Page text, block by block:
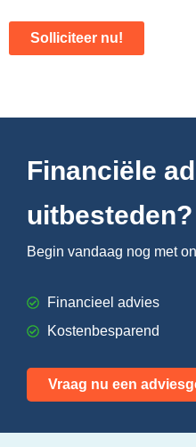
Solliciteer nu!
Financiële
uitbesteden?
Begin vandaag nog met
Financieel advies
Kostenbesparend
Vraag nu een